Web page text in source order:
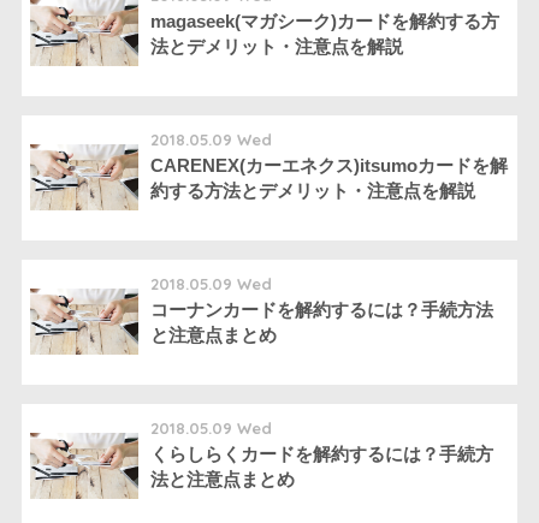
magaseek(マガシーク)カードを解約する方
法とデメリット・注意点を解説
2018.05.09 Wed
CARENEX(カーエネクス)itsumoカードを解
約する方法とデメリット・注意点を解説
2018.05.09 Wed
コーナンカードを解約するには？手続方法
と注意点まとめ
2018.05.09 Wed
くらしらくカードを解約するには？手続方
法と注意点まとめ